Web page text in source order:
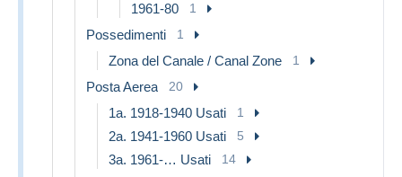
1961-80 1
Possedimenti 1
Zona del Canale / Canal Zone 1
Posta Aerea 20
1a. 1918-1940 Usati 1
2a. 1941-1960 Usati 5
3a. 1961-… Usati 14